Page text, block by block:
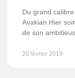
Du grand
Avakian Hier
de son
20 février 2019